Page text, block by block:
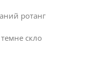
ротанг
темне скло